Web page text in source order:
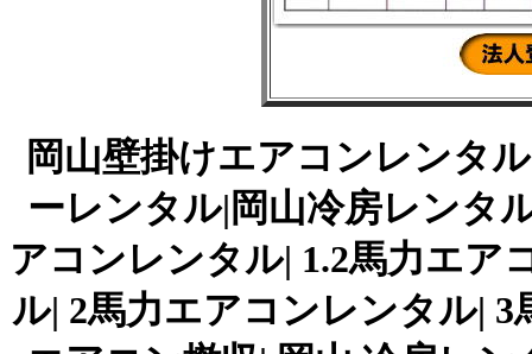
岡山壁掛けエアコンレンタ
ーレンタル|岡山冷房レンタ
アコンレンタル| 1.2馬力エア
ル| 2馬力エアコンレンタル|